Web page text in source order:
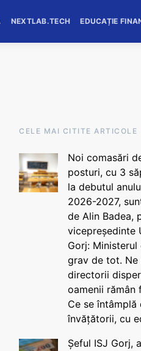
NEXTLAB.TECH EDUCAȚIE
CELE MAI CITITE ARTICOLE
Noi comasări
posturi, cu 3
la debutul
2026-2027,
de Alin Badea,
vicepreședinte
Gorj:
grav de tot. Ne
directorii
oamenii rămân
Ce se întâmplă
învățătorii, cu
Șeful ISJ Gorj,